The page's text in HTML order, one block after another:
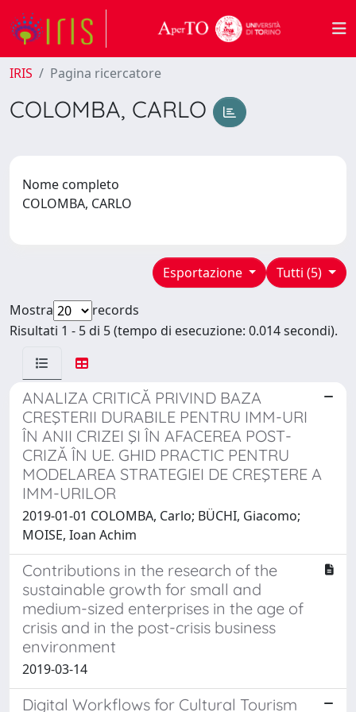
IRIS Pagina ricercatore
COLOMBA, CARLO
Nome completo
COLOMBA, CARLO
Tutti (5)
Esportazione
Mostra
records
Risultati 1 - 5 di 5 (tempo di esecuzione: 0.014 secondi).
ANALIZA CRITICĂ PRIVIND BAZA
CREŞTERII DURABILE PENTRU IMM-URI
ÎN ANII CRIZEI ŞI ÎN AFACEREA POST-
CRIZĂ ÎN UE. GHID PRACTIC PENTRU
MODELAREA STRATEGIEI DE CREŞTERE A
IMM-URILOR
2019-01-01 COLOMBA, Carlo; BÜCHI, Giacomo;
MOISE, Ioan Achim
Contributions in the research of the
sustainable growth for small and
medium-sized enterprises in the age of
crisis and in the post-crisis business
environment
2019-03-14
Digital Workflows for Cultural Tourism